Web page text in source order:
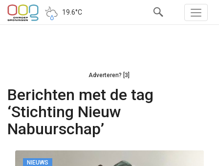
19.6°C
Adverteren? [3]
Berichten met de tag
‘Stichting Nieuw
Nabuurschap’
NIEUWS